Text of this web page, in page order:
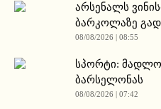
არსენალს
ბარკოლაზე
08/08/2026 | 08:55
სპორტი:
ბარსელონას
08/08/2026 | 07:42